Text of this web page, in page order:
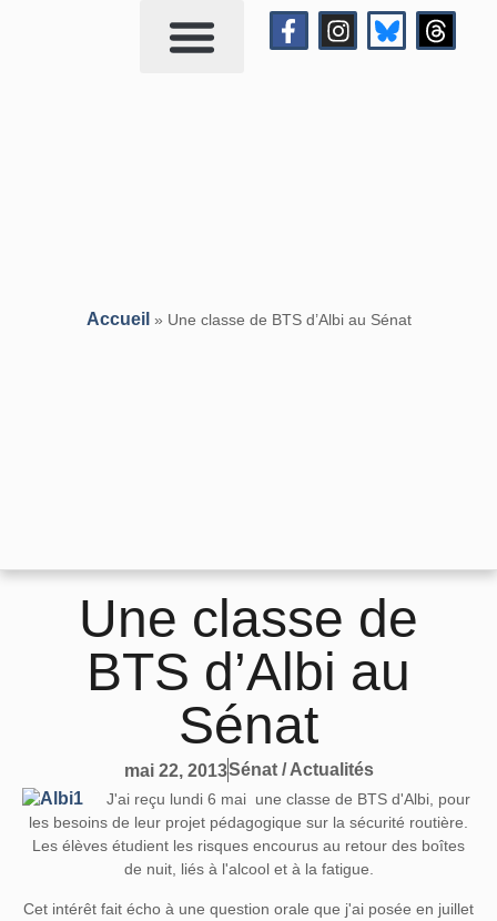
Accueil » Une classe de BTS d’Albi au Sénat
Une classe de
BTS d’Albi au
Sénat
mai 22, 2013Sénat / Actualités
J'ai reçu lundi 6 mai une classe de BTS d'Albi, pour
les besoins de leur projet pédagogique sur la sécurité routière.
Les élèves étudient les risques encourus au retour des boîtes
de nuit, liés à l'alcool et à la fatigue.
Cet intérêt fait écho à une question orale que j'ai posée en juillet